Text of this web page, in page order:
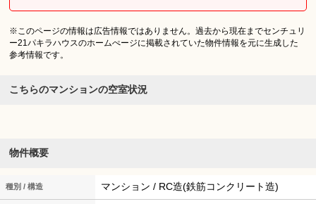
※このページの情報は広告情報ではありません。過去から現在までセンチュリ
ー21パキラハウスのホームぺージに掲載されていた物件情報を元に生成した
参考情報です。
こちらのマンションの空室状況
物件概要
種別 / 構造 マンション / RC造(鉄筋コンクリート造)